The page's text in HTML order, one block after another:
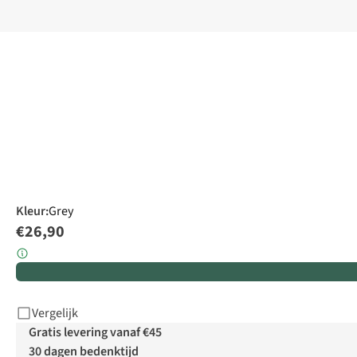
Kleur:Grey
€26,90
Vergelijk
Gratis levering vanaf €45
30 dagen bedenktijd